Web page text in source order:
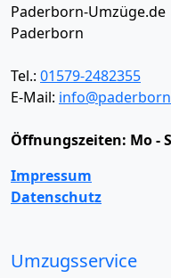
Paderborn-Umzüge.de
Paderborn
Tel.: 01579-2482355
E-Mail:
Öffnungszeiten: Mo -
Impressum
Datenschutz
Umzugsservice